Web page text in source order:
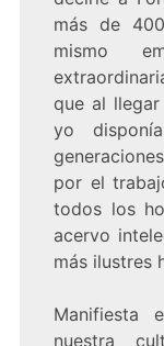
más de
mismo
que al
yo
por el
todos los
acervo
más ilustres
Manifiesta
nuestra